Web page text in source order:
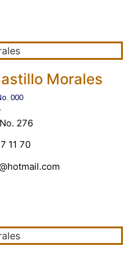
Morales
000
276
11 70